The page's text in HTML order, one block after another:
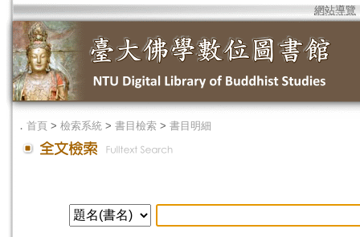
網站導覽
． 首頁 > 檢索系統 > 書目檢索 > 書目明細